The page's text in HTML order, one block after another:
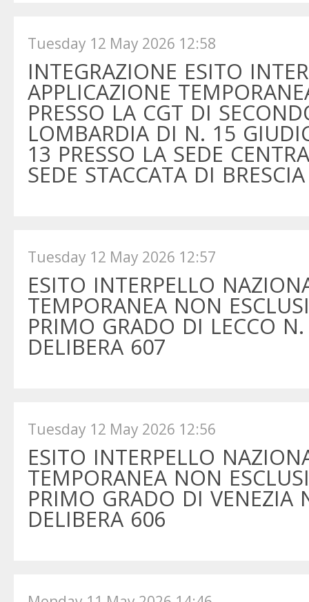
Tuesday 12 May 2026 12:58
INTEGRAZIONE ESITO
APPLICAZIONE
PRESSO LA CGT DI
LOMBARDIA DI N. 15
13 PRESSO LA SEDE
SEDE STACCATA DI
Tuesday 12 May 2026 12:57
ESITO INTERPELLO
TEMPORANEA NON
PRIMO GRADO DI LECCO
DELIBERA 607
Tuesday 12 May 2026 12:56
ESITO INTERPELLO
TEMPORANEA NON
PRIMO GRADO DI VENEZIA
DELIBERA 606